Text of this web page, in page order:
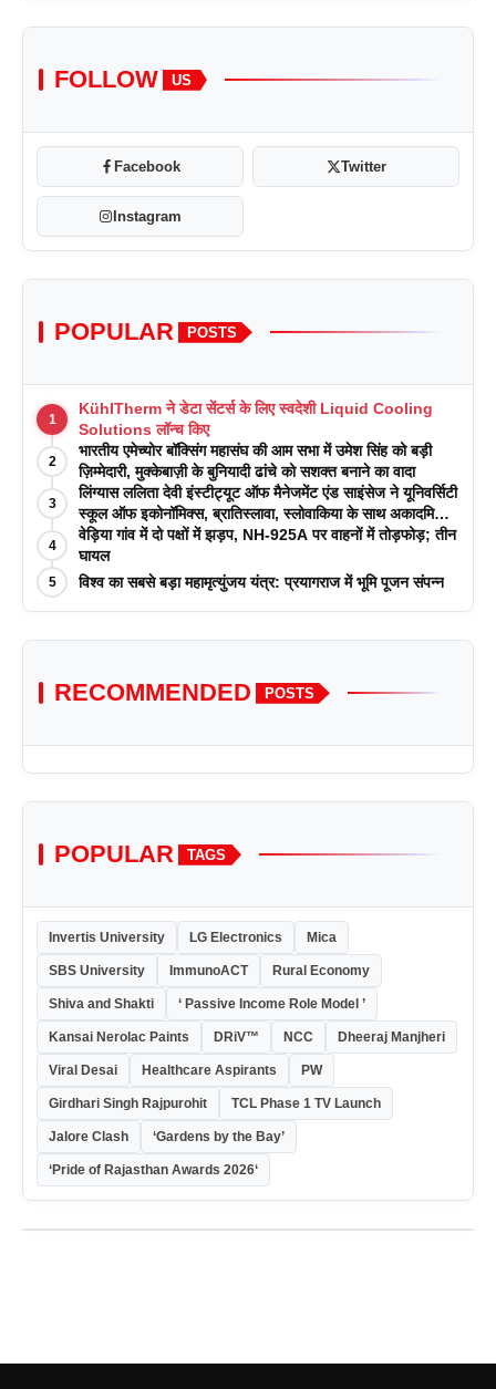
FOLLOW US
Facebook Twitter
Instagram
POPULAR POSTS
1
KühlTherm ने डेटा सेंटर्स के लिए स्वदेशी Liquid Cooling
Solutions लॉन्च किए
2
भारतीय एमेच्योर बॉक्सिंग महासंघ की आम सभा में उमेश सिंह को बड़ी
ज़िम्मेदारी, मुक्केबाज़ी के बुनियादी ढांचे को सशक्त बनाने का वादा
3
लिंग्यास ललिता देवी इंस्टीट्यूट ऑफ मैनेजमेंट एंड साइंसेज ने यूनिवर्सिटी
स्कूल ऑफ इकोनॉमिक्स, ब्रातिस्लावा, स्लोवाकिया के साथ अकादमिक
पत्रिकाओं में प्रकाशन रणनीतियों पर एक दिवसीय कार्यशाला का
आयोजन किया
4
वेड़िया गांव में दो पक्षों में झड़प, NH-925A पर वाहनों में तोड़फोड़; तीन
घायल
5 विश्व का सबसे बड़ा महामृत्युंजय यंत्र: प्रयागराज में भूमि पूजन संपन्न
RECOMMENDED POSTS
POPULAR TAGS
Invertis University LG Electronics Mica
SBS University ImmunoACT Rural Economy
Shiva and Shakti ‘ Passive Income Role Model ’
Kansai Nerolac Paints DRiV™ NCC Dheeraj Manjheri
Viral Desai Healthcare Aspirants PW
Girdhari Singh Rajpurohit TCL Phase 1 TV Launch
Jalore Clash ‘Gardens by the Bay’
‘Pride of Rajasthan Awards 2026‘